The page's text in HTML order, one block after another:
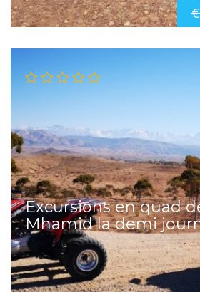
€
Excursions en quad
Mhamid la demi